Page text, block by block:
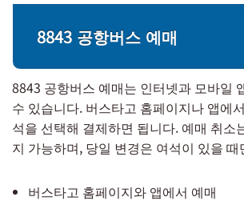
8843 공항버스 예매
8843 공항버스 예매는 인터넷과 모바일
수 있습니다. 버스타고 홈페이지나 앱에
석을 선택해 결제하면 됩니다. 예매 취소
지 가능하며, 당일 변경은 여석이 있을
버스타고 홈페이지와 앱에서 예매